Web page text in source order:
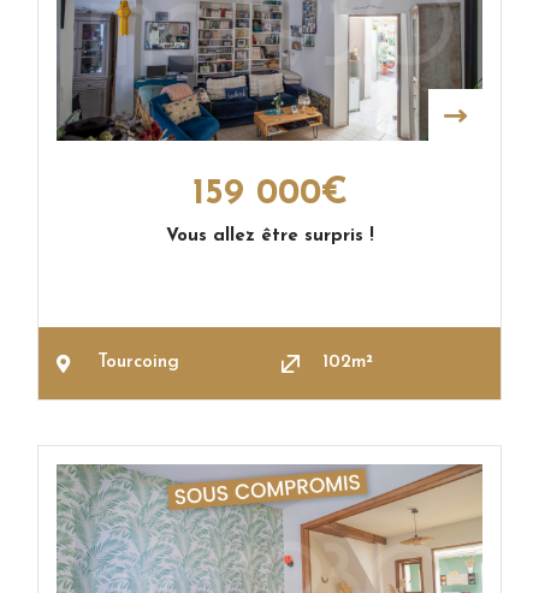
159 000€
Vous allez être surpris !
Tourcoing 102m²